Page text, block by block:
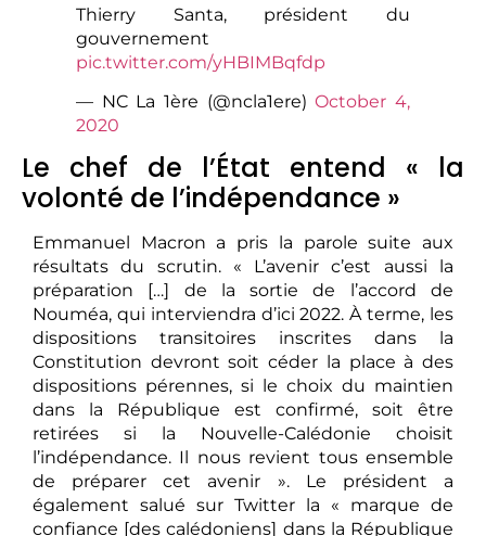
Thierry Santa, président du
gouvernement
pic.twitter.com/yHBIMBqfdp
— NC La 1ère (@ncla1ere)October 4,
2020
Le chef de l’État entend « la
volonté de l’indépendance »
Emmanuel Macron a pris la parole suite aux
résultats du scrutin. « L’avenir c’est aussi la
préparation […] de la sortie de l’accord de
Nouméa, qui interviendra d’ici 2022. À terme, les
dispositions transitoires inscrites dans la
Constitution devront soit céder la place à des
dispositions pérennes, si le choix du maintien
dans la République est confirmé, soit être
retirées si la Nouvelle-Calédonie choisit
l’indépendance. Il nous revient tous ensemble
de préparer cet avenir ». Le président a
également salué sur Twitter la « marque de
confiance [des calédoniens] dans la République